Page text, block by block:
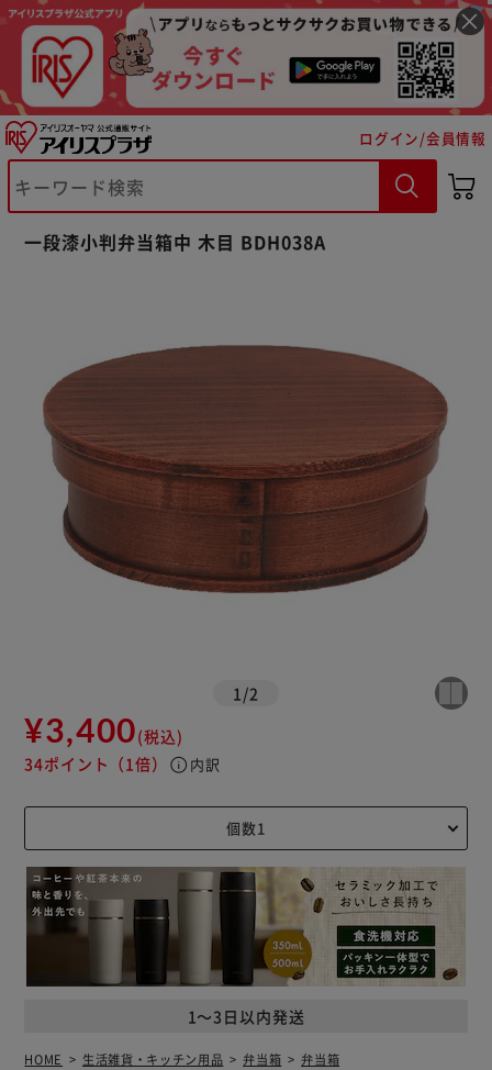
ログイン/会員情報
一段漆小判弁当箱中 木目 BDH038A
1 /2
¥3,400(税込)
34ポイント （1倍） info 内訳
1～3日以内発送
HOME 生活雑貨・キッチン用品 弁当箱 弁当箱
※ご確認ください
カートに入れる 購入手続きへ